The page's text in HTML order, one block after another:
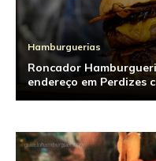
Hamburguerias
Roncador
endereço em Perdizes